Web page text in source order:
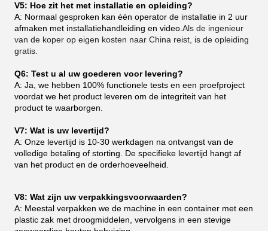
V5: Hoe zit het met installatie en opleiding?
A: Normaal gesproken kan één operator de installatie in 2 uur
afmaken met installatiehandleiding en video. Als de ingenieur
van de koper op eigen kosten naar China reist, is de opleiding
gratis.
Q6: Test u al uw goederen voor levering?
A: Ja, we hebben 100% functionele tests en een proefproject
voordat we het product leveren om de integriteit van het
product te waarborgen.
V7: Wat is uw levertijd?
A: Onze levertijd is 10-30 werkdagen na ontvangst van de
volledige betaling of storting. De specifieke levertijd hangt af
van het product en de orderhoeveelheid.
V8: Wat zijn uw verpakkingsvoorwaarden?
A: Meestal verpakken we de machine in een container met een
plastic zak met droogmiddelen, vervolgens in een stevige